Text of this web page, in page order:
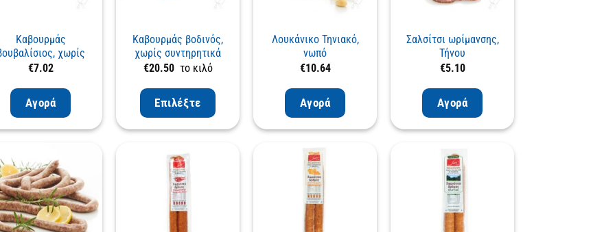
Καβουρμάς
χωρίς
συντηρητικά
€7.02
Αγορά
Καβουρμάς βοδινός,
χωρίς συντηρητικά
€20.50το κιλό
Επιλέξτε
Λουκάνικο Τηνιακό,
νωπό
€10.64
Αγορά
Σαλσίτσι ωρίμανσης,
Τήνου
€5.10
Αγορά